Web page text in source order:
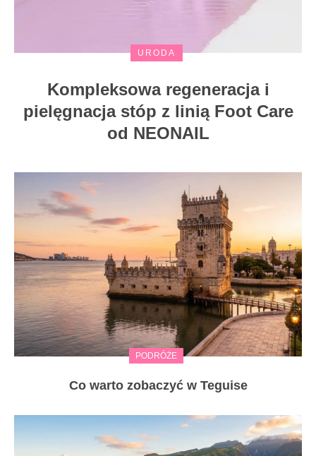
URODA
Kompleksowa regeneracja i
pielęgnacja stóp z linią Foot Care
od NEONAIL
PODRÓŻE
Co warto zobaczyć w Teguise